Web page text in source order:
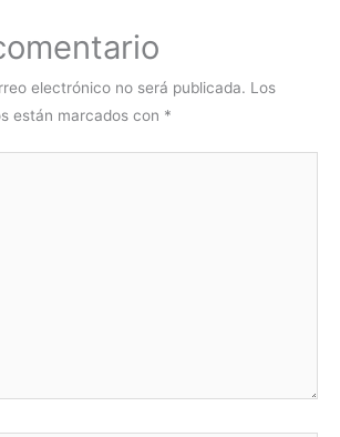
electrónico no será publicada. Los
están marcados con *